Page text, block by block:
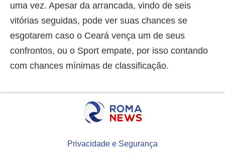
uma vez. Apesar da arrancada, vindo de seis
vitórias seguidas, pode ver suas chances se
esgotarem caso o Ceará vença um de seus
confrontos, ou o Sport empate, por isso contando
com chances mínimas de classificação.
Privacidade e Segurança